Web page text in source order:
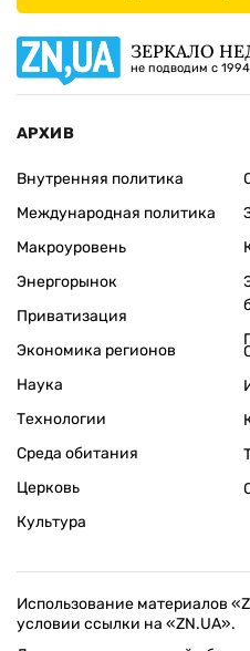
ЗЕРКАЛО
не подводим с
АРХИВ
Внутренняя политика
Международная политика
Макроуровень
Энергорынок
Приватизация
Экономика регионов
Наука
Технологии
Среда обитания
Церковь
Культура
Использование материалов
условии ссылки на «ZN.UA».